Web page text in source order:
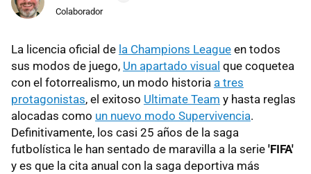
Colaborador
La licencia oficial de la Champions League en todos
sus modos de juego, Un apartado visual que coquetea
con el fotorrealismo, un modo historia a tres
protagonistas, el exitoso Ultimate Team y hasta reglas
alocadas como un nuevo modo Supervivencia.
Definitivamente, los casi 25 años de la saga
futbolística le han sentado de maravilla a la serie 'FIFA'
y es que la cita anual con la saga deportiva más